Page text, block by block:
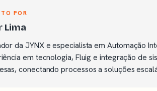
POR
Lima
da JYNX e especialista em Automação
em tecnologia, Fluig e integração de
conectando processos a soluções